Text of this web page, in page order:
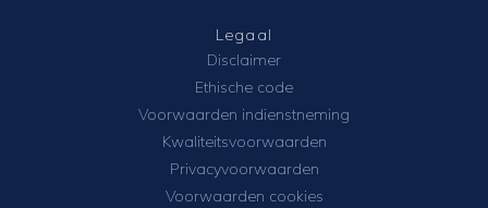
Legaal
Disclaimer
Ethische code
Voorwaarden indienstneming
Kwaliteitsvoorwaarden
Privacyvoorwaarden
Voorwaarden cookies